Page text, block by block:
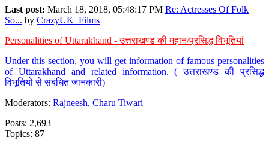
Last post: March 18, 2018, 05:48:17 PM Re: Actresses Of Folk
So... by CrazyUK_Films
Personalities of Uttarakhand - उत्तराखण्ड की महान/प्रसिद्ध विभूतियां
Under this section, you will get information of famous personalities
of Uttarakhand and related information. ( उत्तराखण्ड की प्रसिद्ध
विभूतियों से संबंधित जानकारी)
Moderators: Rajneesh, Charu Tiwari
Posts: 2,693
Topics: 87